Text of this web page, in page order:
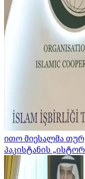
ითო მიესალმა
პაკისტანის